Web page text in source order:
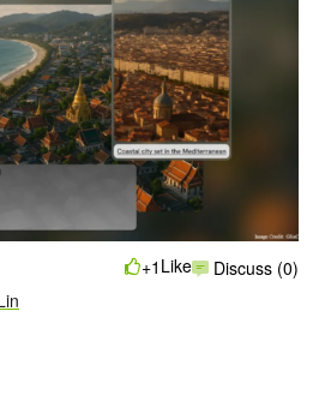
+1 Like Discuss (0)